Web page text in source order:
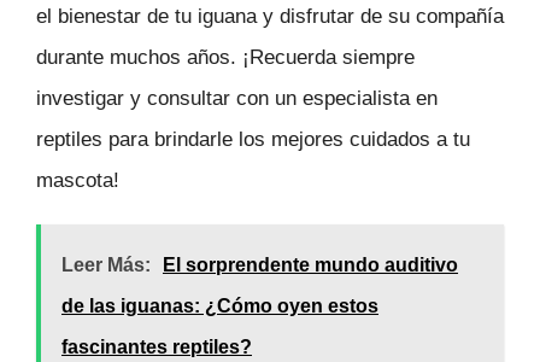
el bienestar de tu iguana y disfrutar de su compañía
durante muchos años. ¡Recuerda siempre
investigar y consultar con un especialista en
reptiles para brindarle los mejores cuidados a tu
mascota!
Leer Más:
El sorprendente mundo auditivo
de las iguanas: ¿Cómo oyen estos
fascinantes reptiles?